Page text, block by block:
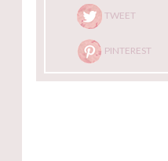
TWEET
PINTEREST